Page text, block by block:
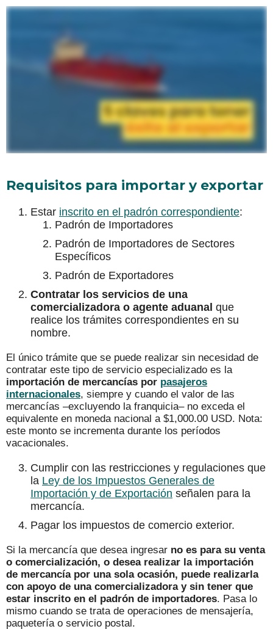
Requisitos para importar y exportar
Estar inscrito en el padrón correspondiente:
Padrón de Importadores
Padrón de Importadores de Sectores
Específicos
Padrón de Exportadores
Contratar los servicios de una
comercializadora o agente aduanal que
realice los trámites correspondientes en su
nombre.
El único trámite que se puede realizar sin necesidad de
contratar este tipo de servicio especializado es la
importación de mercancías por pasajeros
internacionales, siempre y cuando el valor de las
mercancías –excluyendo la franquicia– no exceda el
equivalente en moneda nacional a $1,000.00 USD. Nota:
este monto se incrementa durante los períodos
vacacionales.
Cumplir con las restricciones y regulaciones que
la Ley de los Impuestos Generales de
Importación y de Exportación señalen para la
mercancía.
Pagar los impuestos de comercio exterior.
Si la mercancía que desea ingresar no es para su venta
o comercialización, o desea realizar la importación
de mercancía por una sola ocasión, puede realizarla
con apoyo de una comercializadora y sin tener que
estar inscrito en el padrón de importadores. Pasa lo
mismo cuando se trata de operaciones de mensajería,
paquetería o servicio postal.